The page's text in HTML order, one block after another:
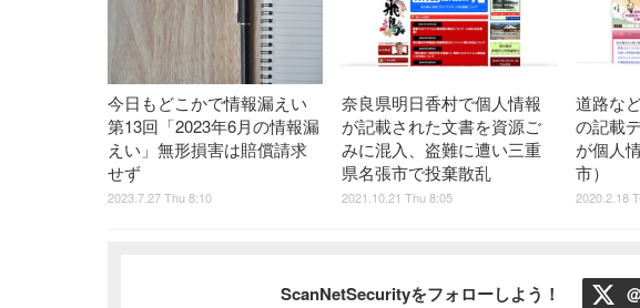
今日もどこかで情報漏えい
第13回「2023年6月の情報漏
えい」無形損害は賠償請求
せず
2023.7.27 Thu 8:10
奈良県明日香村で個人情報
が記載された文書を資源ご
みに混入、盗難に遭い三重
県名張市で投棄散乱
2021.10.21 Thu 8:05
道路な
の記載
が個人
市）
2020.2.18
ScanNetSecurityをフォローしよう！